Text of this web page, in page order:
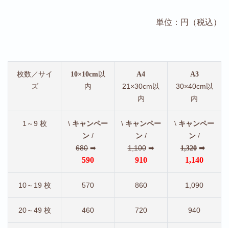
単位：円（税込）
枚数／サイ
ズ
10×10cm以
内
A4
21×30cm以
内
A3
30×40cm以
内
1～9 枚 \ キャンペー
ン/
680➡
590
\ キャンペー
ン/
1,100➡
910
\ キャンペー
ン /
1,320➡
1,140
10～19 枚 570 860 1,090
20～49 枚 460 720 940